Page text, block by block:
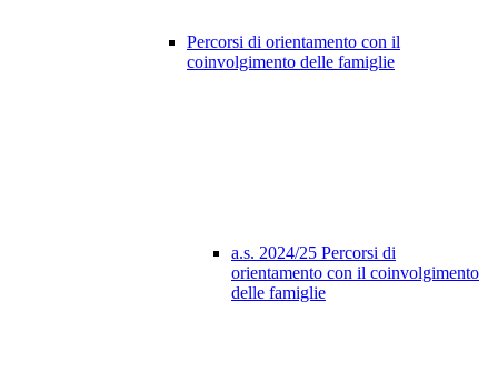
Percorsi di orientamento con il
coinvolgimento delle famiglie
a.s. 2024/25 Percorsi di
orientamento con il coinvolgimento
delle famiglie